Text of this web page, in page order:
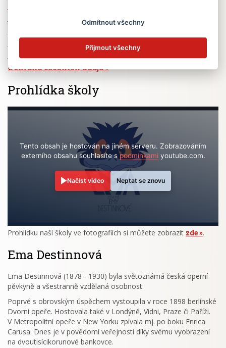
Volná pracovní místa
Zřizovatel školy (MČ Praha 6)
Ochrana osobních údajů
Prohlídka školy
Tento obsah je hostován na jiném serveru. Zobrazováním
externího obsahu souhlasíte spodmínkamiyoutube.com.
Načíst video Neptat se znovu
Prohlídku naší školy ve fotografiích si můžete zobrazit zde .
Ema Destinnová
Ema Destinnová (1878 - 1930) byla světoznámá česká operní
pěvkyně a všestranně vzdělaná osobnost.
Poprvé s obrovským úspěchem vystoupila v roce 1898 berlínské
Dvorní opeře. Hostovala také v Londýně, Vídni, Praze či Paříži.
V Metropolitní opeře v New Yorku zpívala mj. po boku Enrica
Carusa. Dnes je v povědomí veřejnosti díky svému vyobrazení
na dvoutisícikorunové bankovce.
Odmítnout všechny
Přijmout všechny